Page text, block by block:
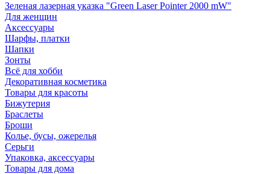
Зеленая лазерная указка "Green Laser Pointer 2000 mW"
Для женщин
Аксессуары
Шарфы, платки
Шапки
Зонты
Всё для хобби
Декоративная косметика
Товары для красоты
Бижутерия
Браслеты
Броши
Колье, бусы, ожерелья
Серьги
Упаковка, аксессуары
Товары для дома